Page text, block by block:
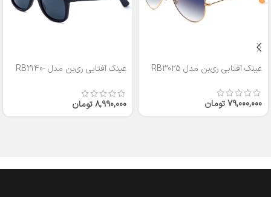
عینک آفتابی ری‌بن مدل RB3025
79,000,000تومان
عینک آفتابی ری‌بن مدل RB2140-
8,990,000تومان